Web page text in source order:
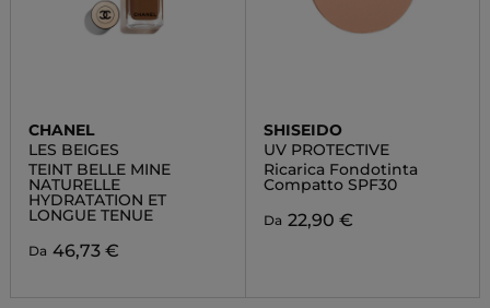
CHANEL
LES BEIGES
TEINT BELLE MINE
NATURELLE
HYDRATATION ET
LONGUE TENUE
Da 46,73 €
SHISEIDO
UV PROTECTIVE
Ricarica Fondotinta
Compatto SPF30
Da 22,90 €